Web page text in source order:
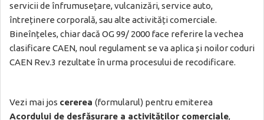
servicii de înfrumusețare, vulcanizări, service auto,
întreținere corporală, sau alte activități comerciale.
Bineînțeles, chiar dacă OG 99/ 2000 face referire la vechea
clasificare CAEN, noul regulament se va aplica și noilor coduri
CAEN Rev.3 rezultate în urma procesului de recodificare.
Vezi mai jos cererea (formularul) pentru emiterea
Acordului de desfășurare a activităților comerciale,